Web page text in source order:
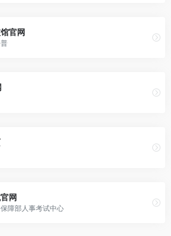
官网
网
障部人事考试中心